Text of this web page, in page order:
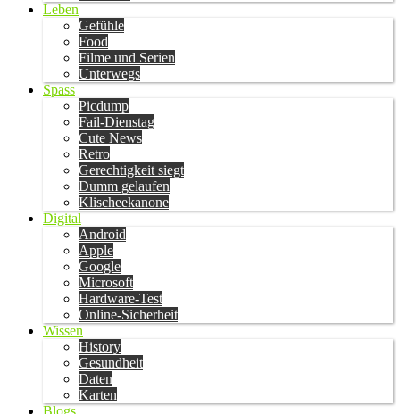
Leben
Gefühle
Food
Filme und Serien
Unterwegs
Spass
Picdump
Fail-Dienstag
Cute News
Retro
Gerechtigkeit siegt
Dumm gelaufen
Klischeekanone
Digital
Android
Apple
Google
Microsoft
Hardware-Test
Online-Sicherheit
Wissen
History
Gesundheit
Daten
Karten
Blogs